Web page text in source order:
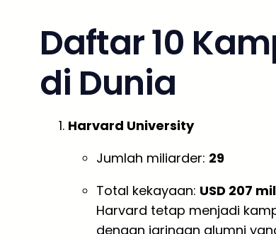
Daftar 10
di Dunia
Harvard University
Jumlah miliarder: 29
Total kekayaan: USD 207
Harvard tetap menjadi
dengan jaringan alumni